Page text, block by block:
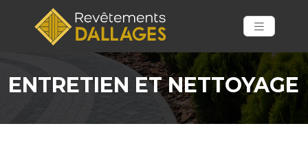
ENTRETIEN ET NETTOYAGE